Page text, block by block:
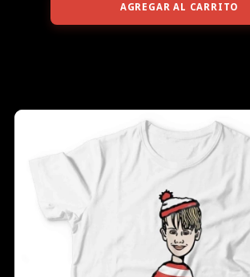
AGREGAR AL CARRITO